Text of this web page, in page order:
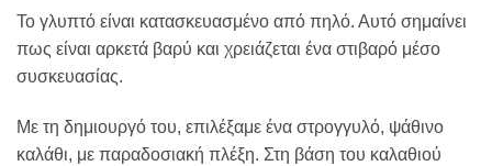
Το γλυπτό είναι κατασκευασμένο από πηλό. Αυτό σημαίνει
πως είναι αρκετά βαρύ και χρειάζεται ένα στιβαρό μέσο
συσκευασίας.
Με τη δημιουργό του, επιλέξαμε ένα στρογγυλό, ψάθινο
καλάθι, με παραδοσιακή πλέξη. Στη βάση του καλαθιού